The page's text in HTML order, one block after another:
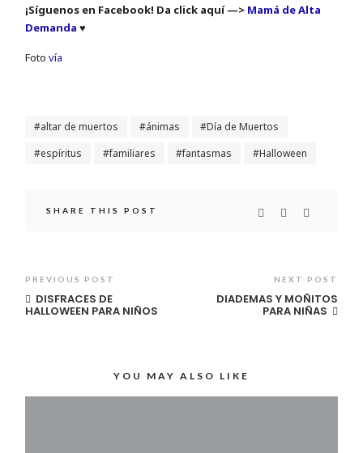
¡Síguenos en Facebook! Da click aquí —> Mamá de Alta
Demanda ♥
Fotovía
altar de muertos ánimas
Día de Muertos
espíritus
familiares fantasmas Halloween
SHARE THIS POST
PREVIOUS POST
DISFRACES DE
HALLOWEEN PARA NIÑOS
NEXT POST
DIADEMAS Y MOÑITOS
PARA NIÑAS
YOU MAY ALSO LIKE